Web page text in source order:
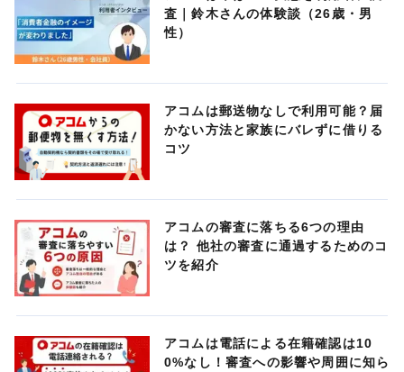
査｜鈴木さんの体験談（26歳・男
性）
アコムは郵送物なしで利用可能？届
かない方法と家族にバレずに借りる
コツ
アコムの審査に落ちる6つの理由
は？ 他社の審査に通過するためのコ
ツを紹介
アコムは電話による在籍確認は10
0%なし！審査への影響や周囲に知ら